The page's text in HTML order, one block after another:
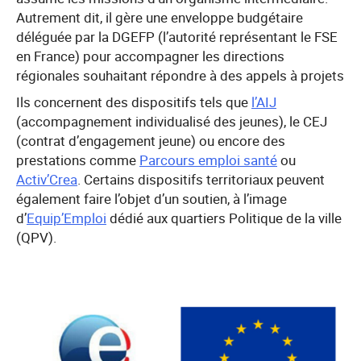
Autrement dit, il gère une enveloppe budgétaire
déléguée par la DGEFP (l’autorité représentant le FSE
en France) pour accompagner les directions
régionales souhaitant répondre à des appels à projets
Ils concernent des dispositifs tels que l’AIJ
(accompagnement individualisé des jeunes), le CEJ
(contrat d’engagement jeune) ou encore des
prestations comme Parcours emploi santéou
Activ’Crea. Certains dispositifs territoriaux peuvent
également faire l’objet d’un soutien, à l’image
d’Equip’Emploi dédié aux quartiers Politique de la ville
(QPV).